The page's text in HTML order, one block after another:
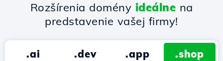
Rozšírenia domény ideálne na
predstavenie vašej firmy!
.ai .dev .app .shop